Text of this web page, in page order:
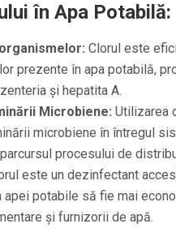
în Apa Potabilă:
Clorul este
prezente în apa potabilă,
și hepatita A.
Microbiene: Utilizarea
microbiene în întregul
procesului de
este un dezinfectant
apei potabile să fie mai
și furnizorii de apă.